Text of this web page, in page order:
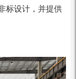
标设计，并提供